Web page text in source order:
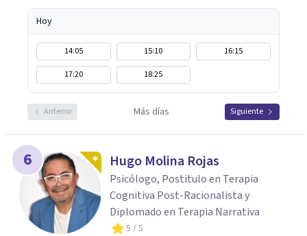
Hoy
14:05 15:10
16:15
17:20
18:25
Anterior Más días Siguiente
6 Hugo Molina Rojas
Psicólogo, Postitulo en Terapia
Cognitiva Post-Racionalista y
Diplomado en Terapia Narrativa
5 / 5